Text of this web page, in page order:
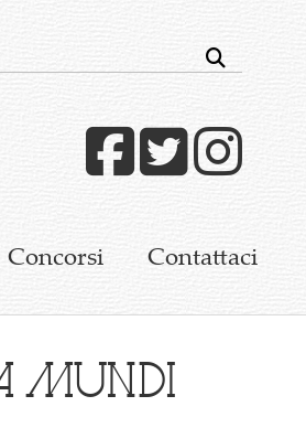
Facebook
Twitter
Concorsi Contattaci
mundi